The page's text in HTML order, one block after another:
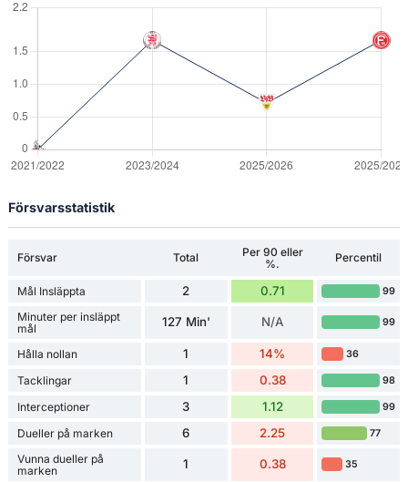
Försvarsstatistik
Försvar Total
Per 90 eller
%.
Percentil
Mål Insläppta 2 0.71 99
Minuter per insläppt
mål
127 Min' N/A 99
Hålla nollan 1 14% 36
Tacklingar 1 0.38 98
Interceptioner 3 1.12 99
Dueller på marken 6 2.25 77
Vunna dueller på
marken
1 0.38 35